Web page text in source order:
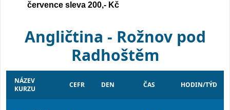
července sleva 200,- Kč
Angličtina - Rožnov pod
Radhoštěm
NÁZEV
KURZU
CEFR DEN ČAS HODIN/TÝD